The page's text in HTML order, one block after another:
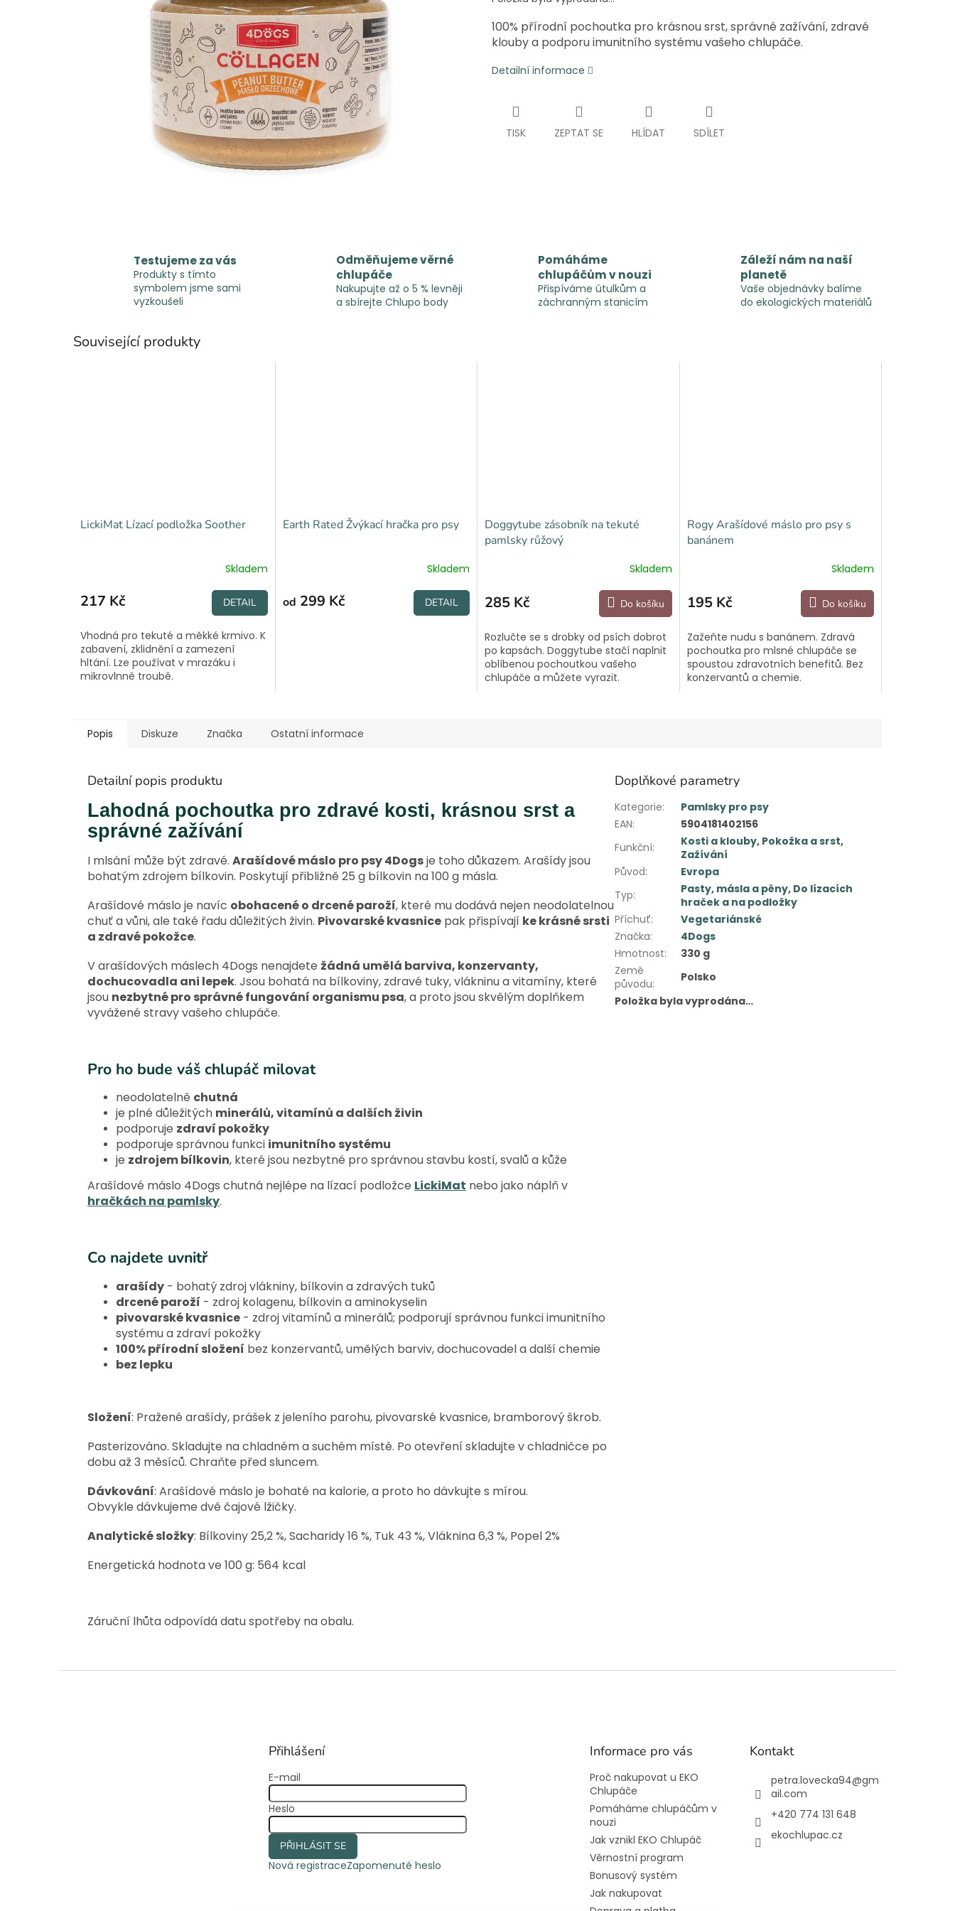
100% přírodní pochoutka pro krásnou srst, správné zažívání, zdravé
klouby a podporu imunitního systému vašeho chlupáče.
Detailní informace
TISK ZEPTAT SE HLÍDAT SDÍLET
Testujeme za vás
Produkty s tímto
symbolem jsme sami
vyzkoušeli
Odměňujeme věrné
chlupáče
Nakupujte až o 5 % levněji
a sbírejte Chlupo body
Pomáháme
chlupáčům v nouzi
Přispíváme útulkům a
záchranným stanicím
Záleží nám na naší
planetě
Vaše objednávky balíme
do ekologických materiálů
Související produkty
LickiMat Lízací podložka Soother
Skladem
217 Kč DETAIL
Vhodná pro tekuté a měkké krmivo. K
zabavení, zklidnění a zamezení
hltání. Lze používat v mrazáku i
mikrovlnné troubě.
Earth Rated Žvýkací hračka pro psy
Skladem
od 299 Kč DETAIL
Doggytube zásobník na tekuté
pamlsky růžový
Skladem
285 Kč Do košíku
Rozlučte se s drobky od psích dobrot
po kapsách. Doggytube stačí naplnit
oblíbenou pochoutkou vašeho
chlupáče a můžete vyrazit.
Rogy Arašídové máslo pro psy s
banánem
Skladem
195 Kč Do košíku
Zažeňte nudu s banánem. Zdravá
pochoutka pro mlsné chlupáče se
spoustou zdravotních benefitů. Bez
konzervantů a chemie.
Popis Diskuze Značka Ostatní informace
Detailní popis produktu
Lahodná pochoutka pro zdravé kosti, krásnou srst a
správné zažívání
I mlsání může být zdravé. Arašídové máslo pro psy 4Dogsje toho důkazem. Arašídy jsou
bohatým zdrojem bílkovin. Poskytují přibližně 25 g bílkovin na 100 g másla.
Arašídové máslo je navíc obohacené o drcené paroží, které mu dodává nejen neodolatelnou
chuť a vůni, ale také řadu důležitých živin. Pivovarské kvasnice pak přispívají ke krásné srsti
a zdravé pokožce.
V arašídových máslech 4Dogs nenajdete žádná umělá barviva, konzervanty,
dochucovadla ani lepek. Jsou bohatá na bílkoviny, zdravé tuky, vlákninu a vitamíny, které
jsou nezbytné pro správné fungování organismu psa, a proto jsou skvělým doplňkem
vyvážené stravy vašeho chlupáče.
Pro ho bude váš chlupáč milovat
neodolatelně chutná
je plné důležitých minerálů, vitamínů a dalších živin
podporuje zdraví pokožky
podporuje správnou funkci imunitního systému
je zdrojem bílkovin, které jsou nezbytné pro správnou stavbu kostí, svalů a kůže
Arašídové máslo 4Dogs chutná nejlépe na lízací podložce LickiMat nebo jako náplň v
hračkách na pamlsky.
Co najdete uvnitř
arašídy - bohatý zdroj vlákniny, bílkovin a zdravých tuků
drcené paroží - zdroj kolagenu, bílkovin a aminokyselin
pivovarské kvasnice - zdroj vitamínů a minerálů; podporují správnou funkci imunitního
systému a zdraví pokožky
100% přírodní složení bez konzervantů, umělých barviv, dochucovadel a další chemie
bez lepku
Složení: Pražené arašídy, prášek z jeleního parohu, pivovarské kvasnice, bramborový škrob.
Pasterizováno. Skladujte na chladném a suchém místě. Po otevření skladujte v chladničce po
dobu až 3 měsíců. Chraňte před sluncem.
Dávkování: Arašídové máslo je bohaté na kalorie, a proto ho dávkujte s mírou.
Obvykle dávkujeme dvě čajové lžičky.
Analytické složky: Bílkoviny 25,2 %, Sacharidy 16 %, Tuk 43 %, Vláknina 6,3 %, Popel 2%
Energetická hodnota ve 100 g: 564 kcal
Záruční lhůta odpovídá datu spotřeby na obalu.
Doplňkové parametry
Kategorie:
Pamlsky pro psy
EAN:
5904181402156
Funkční: Kosti a klouby, Pokožka a srst,
Zažívání
Původ:
Evropa
Typ: Pasty, másla a pěny, Do lízacích
hraček a na podložky
Příchuť:
Vegetariánské
Značka:
4Dogs
Hmotnost:
330 g
Země
původu:
Polsko
Položka byla vyprodána…
Přihlášení
E-mail
Heslo
PŘIHLÁSIT SE
Nová registraceZapomenuté heslo
Informace pro vás
Proč nakupovat u EKO
Chlupáče
Pomáháme chlupáčům v
nouzi
Jak vznikl EKO Chlupáč
Věrnostní program
Bonusový systém
Jak nakupovat
Kontakt
petra.lovecka94@gm
ail.com
+420 774 131 648
ekochlupac.cz